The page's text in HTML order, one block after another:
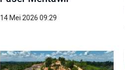
14 Mei 2026 09:29